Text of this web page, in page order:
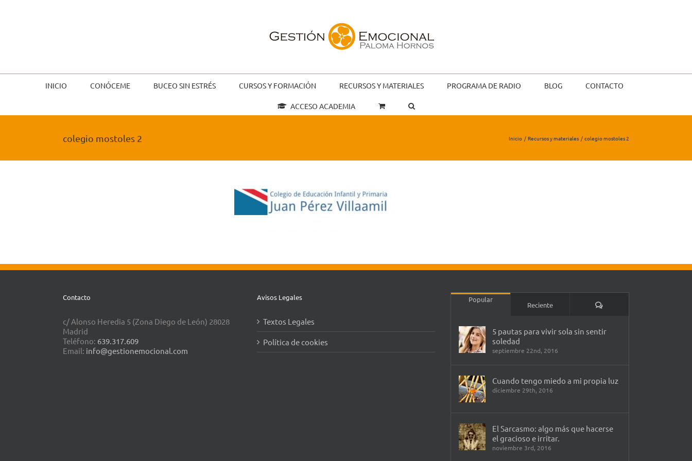
INICIO CONÓCEME BUCEO SIN ESTRÉS CURSOS Y FORMACIÓN RECURSOS Y MATERIALES PROGRAMA DE RADIO BLOG CONTACTO
ACCESO ACADEMIA
colegio mostoles 2 Inicio Recursos y materiales colegio mostoles 2
Contacto
c/ Alonso Heredia 5 (Zona Diego de León) 28028
Madrid
Teléfono: 639.317.609
Email: info@gestionemocional.com
Avisos Legales
Textos Legales
Política de cookies
Popular
Reciente Comentarios
5 pautas para vivir sola sin sentir
soledad
septiembre 22nd, 2016
Cuando tengo miedo a mi propia luz
diciembre 29th, 2016
El Sarcasmo: algo más que hacerse
el gracioso e irritar.
noviembre 3rd, 2016